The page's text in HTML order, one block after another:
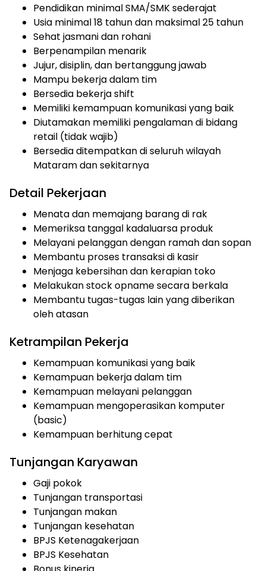
Pendidikan minimal SMA/SMK sederajat
Usia minimal 18 tahun dan maksimal 25 tahun
Sehat jasmani dan rohani
Berpenampilan menarik
Jujur, disiplin, dan bertanggung jawab
Mampu bekerja dalam tim
Bersedia bekerja shift
Memiliki kemampuan komunikasi yang baik
Diutamakan memiliki pengalaman di bidang
retail (tidak wajib)
Bersedia ditempatkan di seluruh wilayah
Mataram dan sekitarnya
Detail Pekerjaan
Menata dan memajang barang di rak
Memeriksa tanggal kadaluarsa produk
Melayani pelanggan dengan ramah dan sopan
Membantu proses transaksi di kasir
Menjaga kebersihan dan kerapian toko
Melakukan stock opname secara berkala
Membantu tugas-tugas lain yang diberikan
oleh atasan
Ketrampilan Pekerja
Kemampuan komunikasi yang baik
Kemampuan bekerja dalam tim
Kemampuan melayani pelanggan
Kemampuan mengoperasikan komputer
(basic)
Kemampuan berhitung cepat
Tunjangan Karyawan
Gaji pokok
Tunjangan transportasi
Tunjangan makan
Tunjangan kesehatan
BPJS Ketenagakerjaan
BPJS Kesehatan